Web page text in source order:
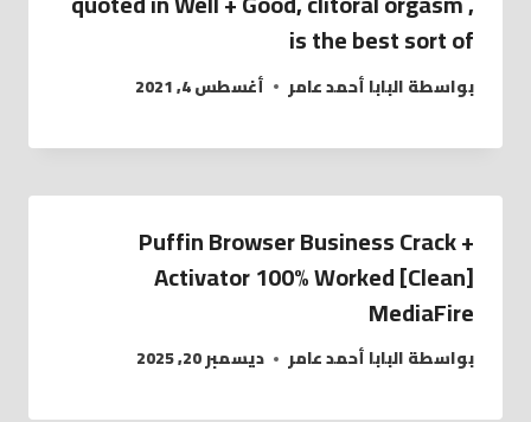
is the best sort of
بواسطةالبابا أحمد عامر أغسطس 4, 2021
Puffin Browser Business Crack +
Activator 100% Worked [Clean]
MediaFire
بواسطةالبابا أحمد عامر ديسمبر 20, 2025